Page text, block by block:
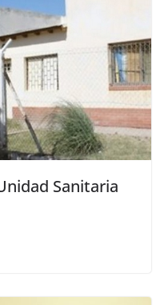
Sanitaria